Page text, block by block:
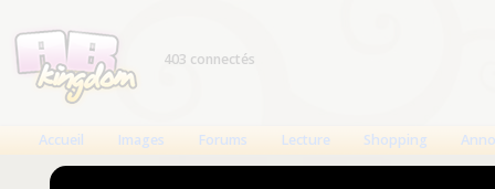
403 connectés
Accueil Images Forums Lecture Shopping